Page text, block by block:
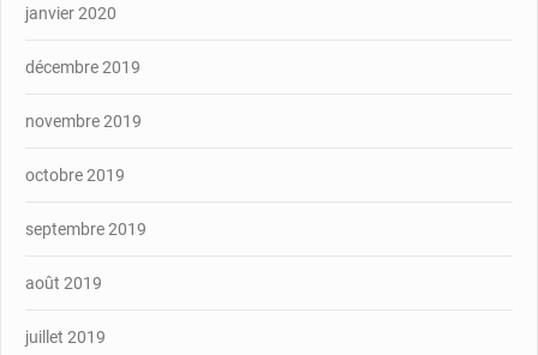
janvier 2020
décembre 2019
novembre 2019
octobre 2019
septembre 2019
août 2019
juillet 2019